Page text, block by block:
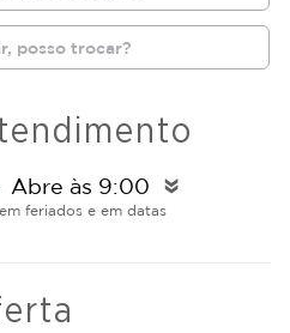
posso trocar?
Abre às 9:00 double_arrow
feriados e em datas